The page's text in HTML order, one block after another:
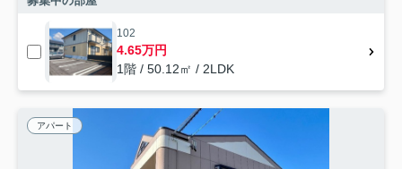
102
4.65万円
1階 / 50.12㎡ / 2LDK
アパート